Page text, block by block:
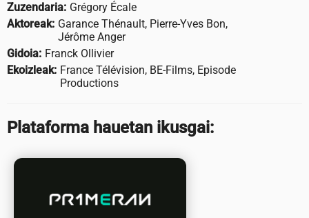
Zuzendaria: Grégory Écale
Aktoreak: Garance Thénault, Pierre-Yves Bon,
Jérôme Anger
Gidoia: Franck Ollivier
Ekoizleak: France Télévision, BE-Films, Episode
Productions
Plataforma hauetan ikusgai: